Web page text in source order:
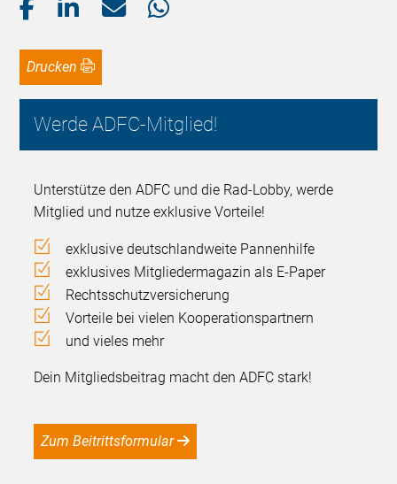
Drucken
Werde ADFC-Mitglied!
Unterstütze den ADFC und die Rad-Lobby, werde
Mitglied und nutze exklusive Vorteile!
exklusive deutschlandweite Pannenhilfe
exklusives Mitgliedermagazin als E-Paper
Rechtsschutzversicherung
Vorteile bei vielen Kooperationspartnern
und vieles mehr
Dein Mitgliedsbeitrag macht den ADFC stark!
Zum Beitrittsformular